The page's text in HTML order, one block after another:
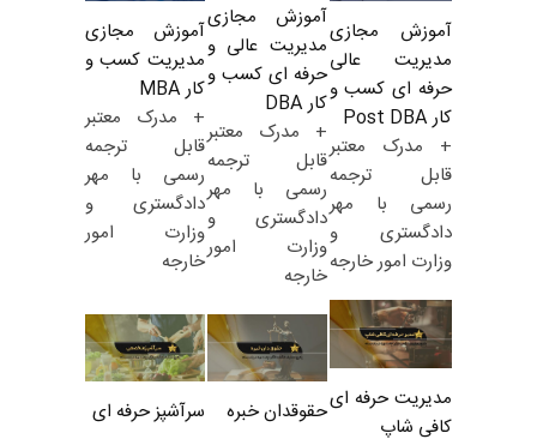
آموزش مجازی
مدیریت عالی
حرفه ای کسب و
کار Post DBA
+ مدرک معتبر
قابل ترجمه
رسمی با مهر
دادگستری و
وزارت امور خارجه
آموزش مجازی
مدیریت عالی و
حرفه ای کسب و
کار DBA
+ مدرک معتبر
قابل ترجمه
رسمی با مهر
دادگستری و
وزارت امور
خارجه
آموزش مجازی
مدیریت کسب و
کار MBA
+ مدرک معتبر
قابل ترجمه
رسمی با مهر
دادگستری و
وزارت امور
خارجه
مدیریت حرفه ای
کافی شاپ
حقوقدان خبره سرآشپز حرفه ای